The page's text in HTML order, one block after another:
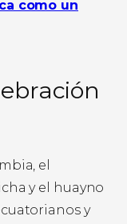
como un
el
y el huayno
y